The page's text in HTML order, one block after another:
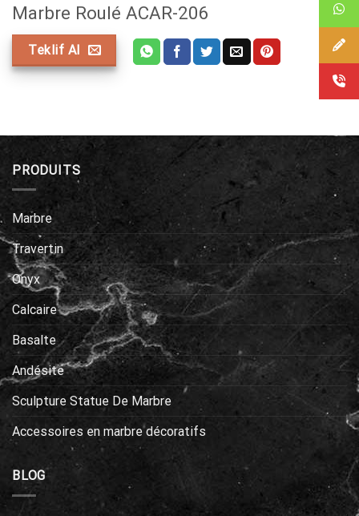
Marbre Roulé ACAR-206
Teklif Al
PRODUITS
Marbre
Travertin
Onyx
Calcaire
Basalte
Andésite
Sculpture Statue De Marbre
Accessoires en marbre décoratifs
BLOG